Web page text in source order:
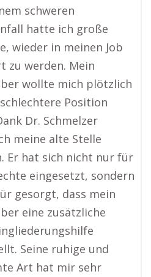
schweren
hatte ich große
wieder in meinen Job
zu werden. Mein
wollte mich plötzlich
Position
Dr. Schmelzer
meine alte Stelle
Er hat sich nicht nur für
eingesetzt, sondern
gesorgt, dass mein
eine zusätzliche
Seine ruhige und
Art hat mir sehr